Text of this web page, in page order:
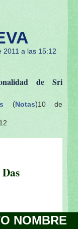
2011 a las 15:12
de Sri
(Notas)10 de
NOMBRE